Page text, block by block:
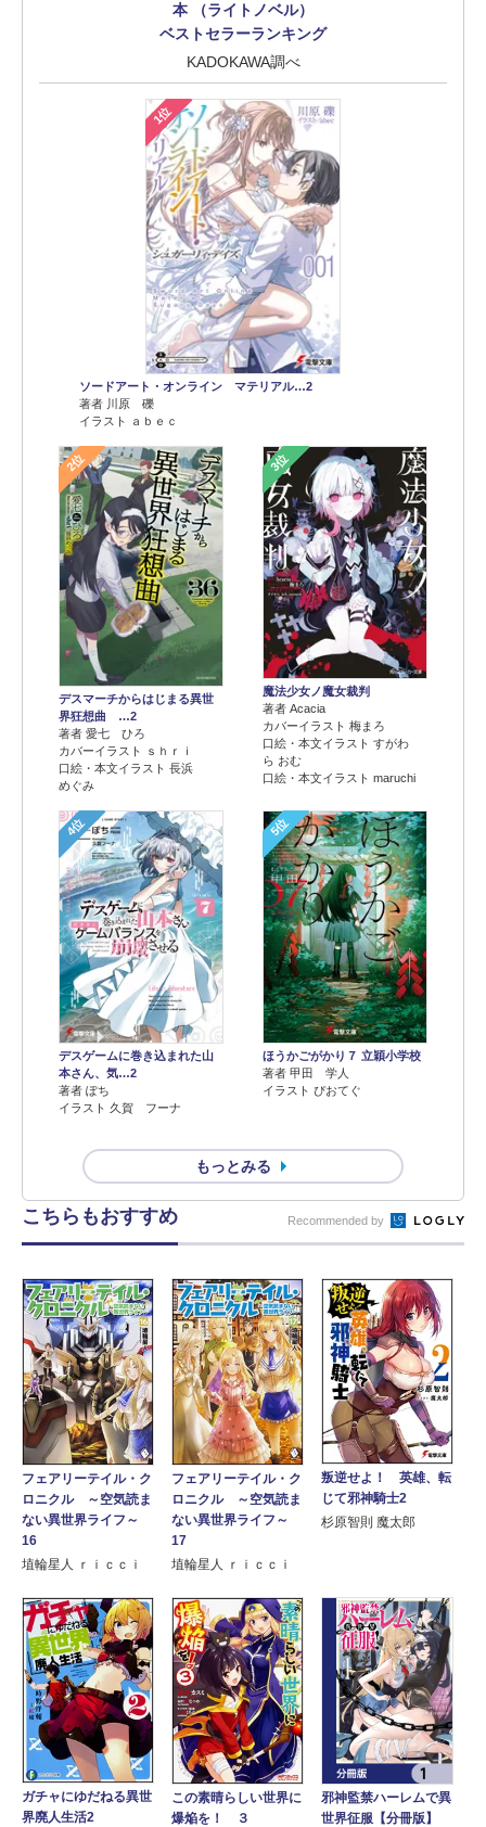
本 （ライトノベル）
ベストセラーランキング
KADOKAWA調べ
1位
ソードアート・オンライン マテリアル…2
著者 川原 礫
イラスト ａｂｅｃ
2位
デスマーチからはじまる異世
界狂想曲 …2
著者 愛七 ひろ
カバーイラスト ｓｈｒｉ
口絵・本文イラスト 長浜
めぐみ
3位
魔法少女ノ魔女裁判
著者 Acacia
カバーイラスト 梅まろ
口絵・本文イラスト すがわ
ら おむ
口絵・本文イラスト maruchi
4位
デスゲームに巻き込まれた山
本さん、気…2
著者 ぽち
イラスト 久賀 フーナ
5位
ほうかごがかり７ 立穎小学校
著者 甲田 学人
イラスト ぴおてぐ
もっとみる
こちらもおすすめ Recommended by
フェアリーテイル・ク
ロニクル ～空気読ま
ない異世界ライフ～
16
埴輪星人 ｒｉｃｃｉ
フェアリーテイル・ク
ロニクル ～空気読ま
ない異世界ライフ～
17
埴輪星人 ｒｉｃｃｉ
叛逆せよ！ 英雄、転
じて邪神騎士2
杉原智則 魔太郎
ガチャにゆだねる異世
界廃人生活2
この素晴らしい世界に
爆焔を！ ３
邪神監禁ハーレムで異
世界征服【分冊版】